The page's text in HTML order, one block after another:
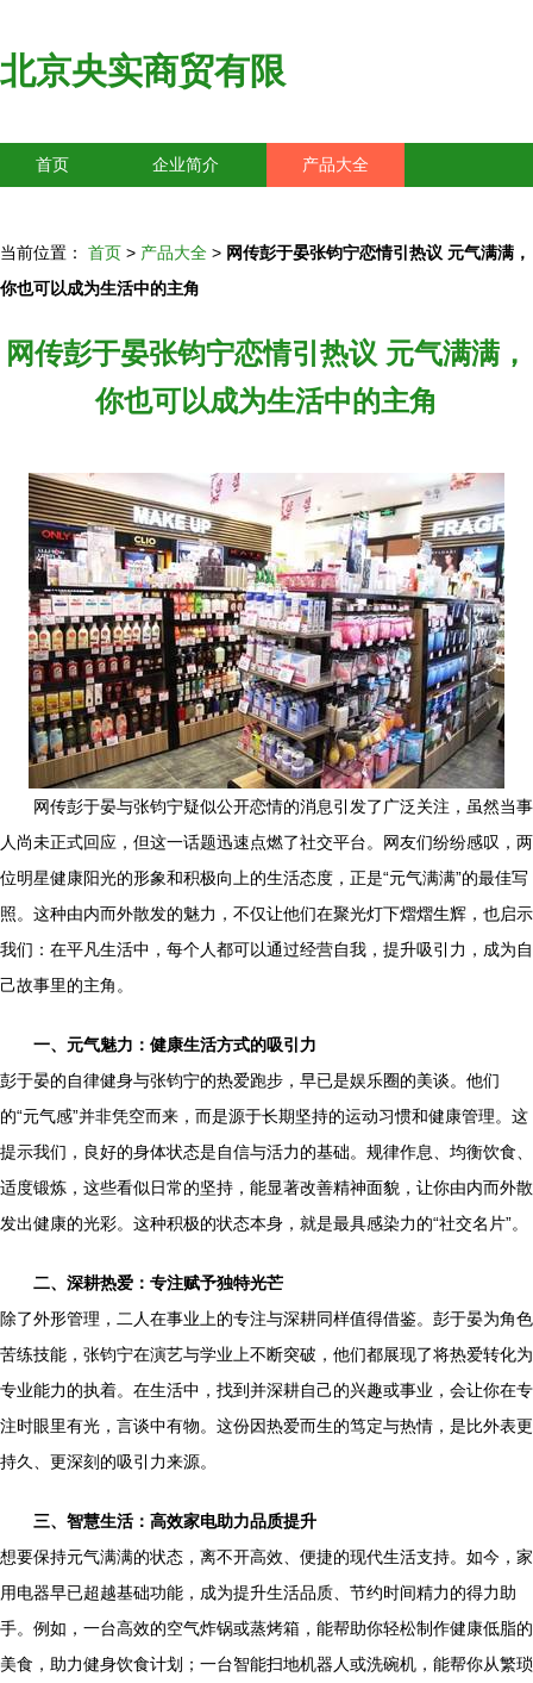
北京央实商贸有限
首页 企业简介 产品大全
当前位置： 首页 > 产品大全 > 网传彭于晏张钧宁恋情引热议 元气满满，
你也可以成为生活中的主角
网传彭于晏张钧宁恋情引热议 元气满满，
你也可以成为生活中的主角
网传彭于晏与张钧宁疑似公开恋情的消息引发了广泛关注，虽然当事
人尚未正式回应，但这一话题迅速点燃了社交平台。网友们纷纷感叹，两
位明星健康阳光的形象和积极向上的生活态度，正是“元气满满”的最佳写
照。这种由内而外散发的魅力，不仅让他们在聚光灯下熠熠生辉，也启示
我们：在平凡生活中，每个人都可以通过经营自我，提升吸引力，成为自
己故事里的主角。
一、元气魅力：健康生活方式的吸引力
彭于晏的自律健身与张钧宁的热爱跑步，早已是娱乐圈的美谈。他们
的“元气感”并非凭空而来，而是源于长期坚持的运动习惯和健康管理。这
提示我们，良好的身体状态是自信与活力的基础。规律作息、均衡饮食、
适度锻炼，这些看似日常的坚持，能显著改善精神面貌，让你由内而外散
发出健康的光彩。这种积极的状态本身，就是最具感染力的“社交名片”。
二、深耕热爱：专注赋予独特光芒
除了外形管理，二人在事业上的专注与深耕同样值得借鉴。彭于晏为角色
苦练技能，张钧宁在演艺与学业上不断突破，他们都展现了将热爱转化为
专业能力的执着。在生活中，找到并深耕自己的兴趣或事业，会让你在专
注时眼里有光，言谈中有物。这份因热爱而生的笃定与热情，是比外表更
持久、更深刻的吸引力来源。
三、智慧生活：高效家电助力品质提升
想要保持元气满满的状态，离不开高效、便捷的现代生活支持。如今，家
用电器早已超越基础功能，成为提升生活品质、节约时间精力的得力助
手。例如，一台高效的空气炸锅或蒸烤箱，能帮助你轻松制作健康低脂的
美食，助力健身饮食计划；一台智能扫地机器人或洗碗机，能帮你从繁琐